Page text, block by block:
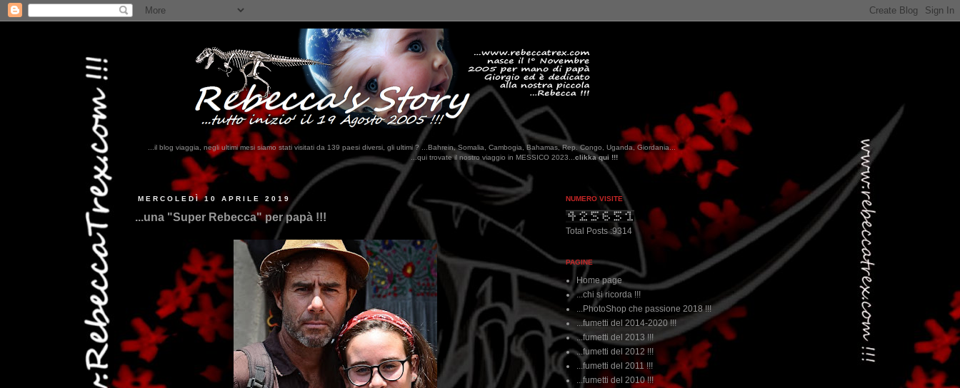
...il blog viaggia, negli ultimi mesi siamo stati visitati da 139 paesi diversi, gli ultimi ? ...Bahrein, Somalia, Cambogia, Bahamas, Rep. Congo, Uganda, Giordania...
...qui trovate il nostro viaggio in MESSICO 2023...clikka qui !!!
MERCOLEDÌ 10 APRILE 2019
...una "Super Rebecca" per papà !!!
NUMERO VISITE
Total Posts :9314
PAGINE
Home page
...chi si ricorda !!!
...PhotoShop che passione 2018 !!!
...fumetti del 2014-2020 !!!
...fumetti del 2013 !!!
...fumetti del 2012 !!!
...fumetti del 2011 !!!
...fumetti del 2010 !!!